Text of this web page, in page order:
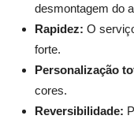
desmontagem do
Rapidez: O
forte.
Personalização
cores.
Reversibilidade: